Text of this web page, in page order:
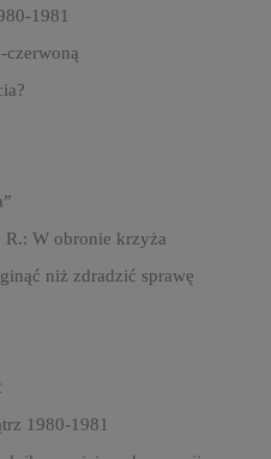
1981
czerwoną
W obronie krzyża
niż zdradzić sprawę
1980-1981